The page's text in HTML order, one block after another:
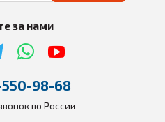
за нами
98-68
по России